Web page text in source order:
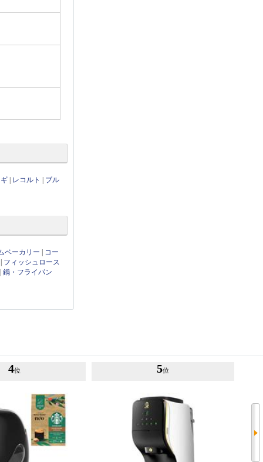
レコルト
ブル
ベーカリー
コー
フィッシュロース
|鍋・フライパン
4位 5位